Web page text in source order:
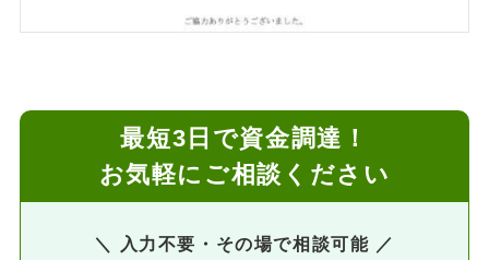
最短3日で資金調達！
お気軽にご相談ください
＼ 入力不要・その場で相談可能 ／